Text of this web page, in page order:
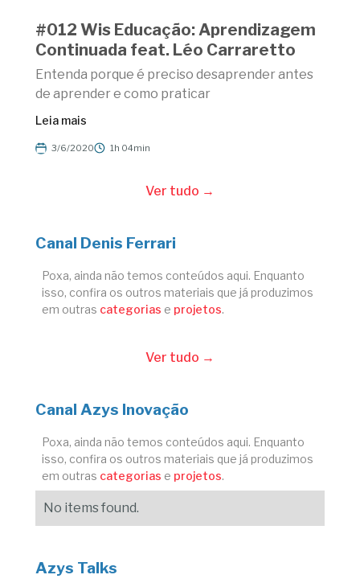
#012 Wis Educação: Aprendizagem
Continuada feat. Léo Carraretto
Entenda porque é preciso desaprender antes
de aprender e como praticar
Leia mais
3/6/2020 1h 04min
Ver tudo →
Canal Denis Ferrari
Poxa, ainda não temos conteúdos aqui. Enquanto
isso, confira os outros materiais que já produzimos
em outras categorias e projetos.
Ver tudo →
Canal Azys Inovação
Poxa, ainda não temos conteúdos aqui. Enquanto
isso, confira os outros materiais que já produzimos
em outras categorias e projetos.
No items found.
Azys Talks